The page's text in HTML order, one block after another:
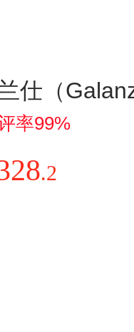
仕（
炉家用小
旋钮操控
.2
率99%